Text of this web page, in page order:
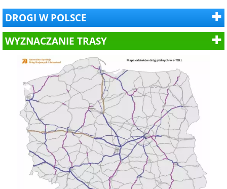
DROGI W POLSCE
WYZNACZANIE TRASY